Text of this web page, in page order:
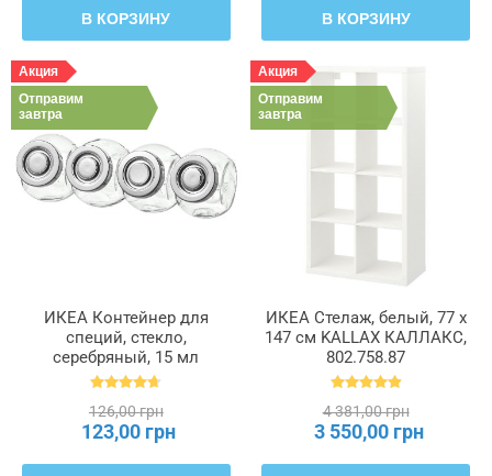
В КОРЗИНУ В КОРЗИНУ
Акция
Отправим
завтра
ИКЕА Контейнер для
специй, стекло,
серебряный, 15 мл
RAJTAN РАЙТАН,
126,00 грн
123,00 грн
Акция
Отправим
завтра
ИКЕА Стелаж, белый, 77 x
147 см KALLAX КАЛЛАКС,
802.758.87
4 381,00 грн
3 550,00 грн